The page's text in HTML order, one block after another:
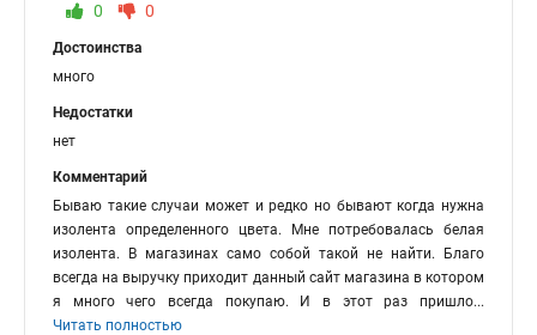
0 0
Достоинства
много
Недостатки
нет
Комментарий
Бываю такие случаи может и редко но бывают когда нужна
изолента определенного цвета. Мне потребовалась белая
изолента. В магазинах само собой такой не найти. Благо
всегда на выручку приходит данный сайт магазина в котором
я много чего всегда покупаю. И в этот раз пришло...
Читать полностью